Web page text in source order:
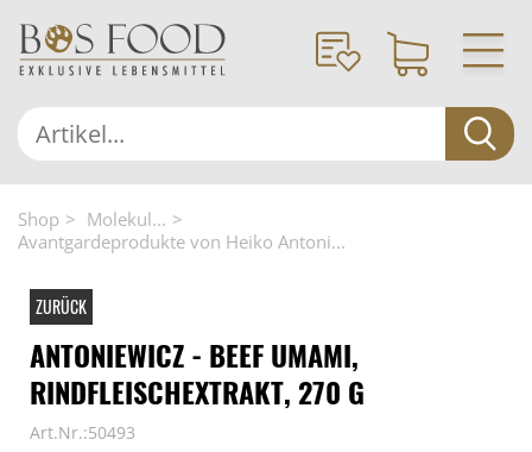
Shop
Molekul...
Avantgardeprodukte von Heiko Antoni...
ZURÜCK
ANTONIEWICZ - BEEF UMAMI,
RINDFLEISCHEXTRAKT, 270 G
Art.Nr.:50493